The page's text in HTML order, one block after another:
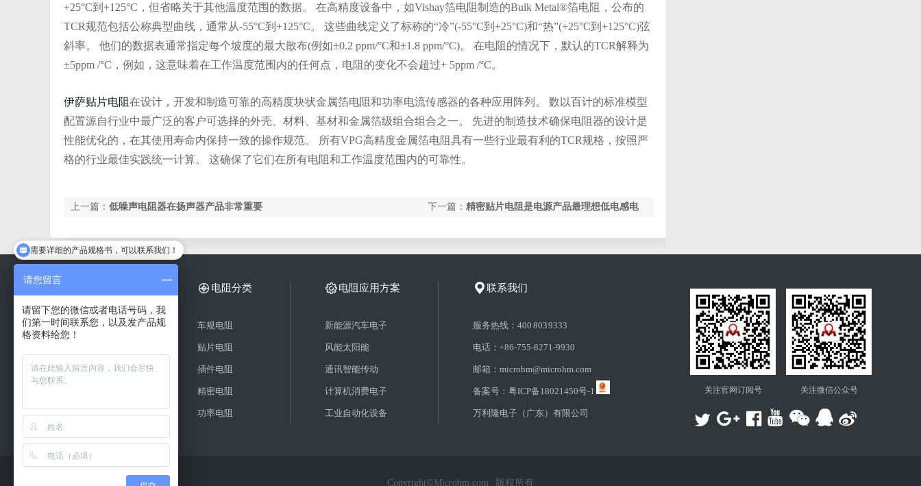
+25°C到+125°C，但省略关于其他温度范围的数据。 在高精度设备中，如Vishay箔电阻制造的Bulk Metal®箔电阻，公布的
TCR规范包括公称典型曲线，通常从-55°C到+125°C。 这些曲线定义了标称的“冷”(-55°C到+25°C)和“热”(+25°C到+125°C)弦
斜率。 他们的数据表通常指定每个坡度的最大散布(例如±0.2 ppm/°C和±1.8 ppm/°C)。 在电阻的情况下，默认的TCR解释为
±5ppm /°C，例如，这意味着在工作温度范围内的任何点，电阻的变化不会超过+ 5ppm /°C。
伊萨贴片电阻在设计，开发和制造可靠的高精度块状金属箔电阻和功率电流传感器的各种应用阵列。 数以百计的标准模型
配置源自行业中最广泛的客户可选择的外壳、材料、基材和金属箔级组合组合之一。 先进的制造技术确保电阻器的设计是
性能优化的，在其使用寿命内保持一致的操作规范。 所有VPG高精度金属箔电阻具有一些行业最有利的TCR规格，按照严
格的行业最佳实践统一计算。 这确保了它们在所有电阻和工作温度范围内的可靠性。
下一篇： 精密贴片电阻是电源产品最理想低电感电
上一篇： 低噪声电阻器在扬声器产品非常重要
精密合金电阻
高精度电阻
电流采样电阻
电阻分类
车规电阻
贴片电阻
插件电阻
精密电阻
功率电阻
电阻应用方案
新能源汽车电子
风能太阳能
通讯智能传动
计算机消费电子
工业自动化设备
联系我们
服务热线：400 803 9333
电话：+86-755-8271-9930
邮箱：microhm@microhm.com
备案号：粤ICP备18021450号-1
万利隆电子（广东）有限公司
关注微信公众号
关注官网订阅号
Copyright©Microhm.com 版权所有
方便留下您的微信或者电话吗？
请您留言
请留下您的微信或者电话号码，我
们第一时间联系您，以及发产品规
格资料给您！